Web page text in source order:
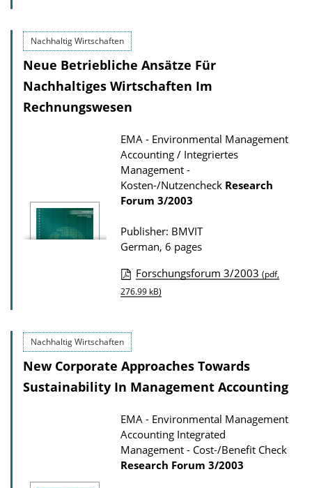
o
a
d
s
i
c
a
o
n
D
o
n
o
a
s
Nachhaltig Wirtschaften
Neue Betriebliche Ansätze Für
Nachhaltiges Wirtschaften Im
Rechnungswesen
EMA - Environmental Management
Accounting / Integriertes
Management -
Kosten-/Nutzencheck Research
Forum 3/2003
Publisher: BMVIT
German, 6 pages
P
b
l
i
c
t
i
o
Forschungsforum 3/2003 (pdf,
276.99 kB)
Nachhaltig Wirtschaften
New Corporate Approaches Towards
Sustainability In Management Accounting
EMA - Environmental Management
Accounting Integrated
Management - Cost-/Benefit Check
Research Forum 3/2003